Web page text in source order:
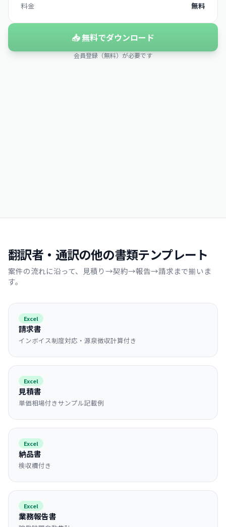
料金
無料
📥 無料でダウンロード
会員登録（無料）が必要です
翻訳者・通訳の他の書類テンプレート
案件の流れに沿って、見積り→契約→報告→請求まで揃いま
す。
Excel
請求書
インボイス制度対応・源泉徴収計算付き
Excel
見積書
単価相場付きサンプル記載例
Excel
納品書
検収欄付き
Excel
業務報告書